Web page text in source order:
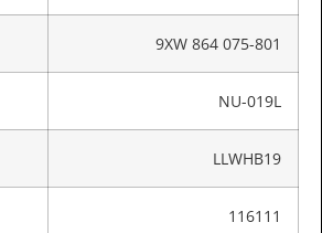
9XW 864 075-801
NU-019L
LLWHB19
116111